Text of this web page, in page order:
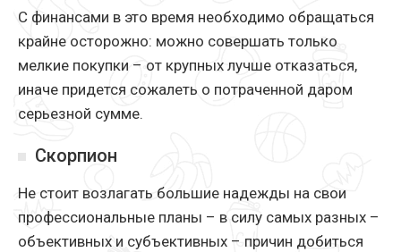
С финансами в это время необходимо обращаться
крайне осторожно: можно совершать только
мелкие покупки – от крупных лучше отказаться,
иначе придется сожалеть о потраченной даром
серьезной сумме.
Скорпион
Не стоит возлагать большие надежды на свои
профессиональные планы – в силу самых разных –
объективных и субъективных – причин добиться